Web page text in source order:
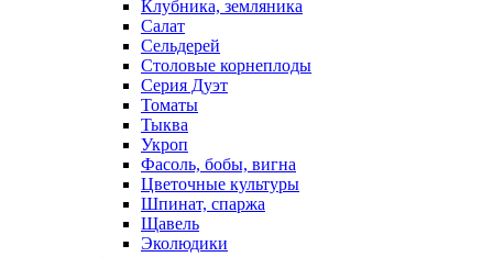
Клубника, земляника
Салат
Сельдерей
Столовые корнеплоды
Серия Дуэт
Томаты
Тыква
Укроп
Фасоль, бобы, вигна
Цветочные культуры
Шпинат, спаржа
Щавель
Эколюдики